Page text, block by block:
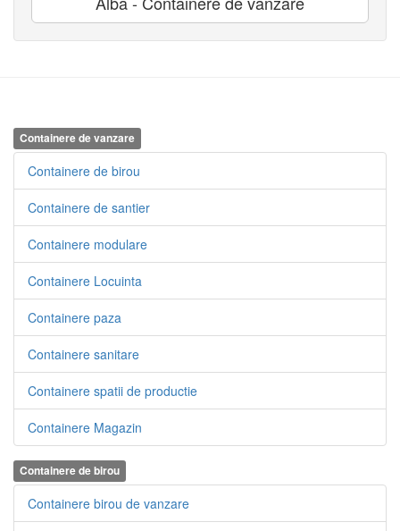
Containere de vanzare
Containere de birou
Containere de santier
Containere modulare
Containere Locuinta
Containere paza
Containere sanitare
Containere spatii de productie
Containere Magazin
Containere de birou
Containere birou de vanzare